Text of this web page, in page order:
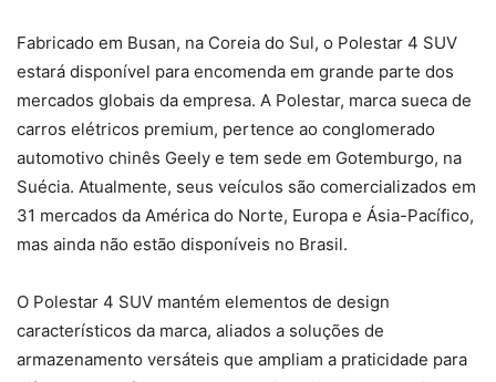
Fabricado em Busan, na Coreia do Sul, o Polestar 4 SUV
estará disponível para encomenda em grande parte dos
mercados globais da empresa. A Polestar, marca sueca de
carros elétricos premium, pertence ao conglomerado
automotivo chinês Geely e tem sede em Gotemburgo, na
Suécia. Atualmente, seus veículos são comercializados em
31 mercados da América do Norte, Europa e Ásia-Pacífico,
mas ainda não estão disponíveis no Brasil.
O Polestar 4 SUV mantém elementos de design
característicos da marca, aliados a soluções de
armazenamento versáteis que ampliam a praticidade para